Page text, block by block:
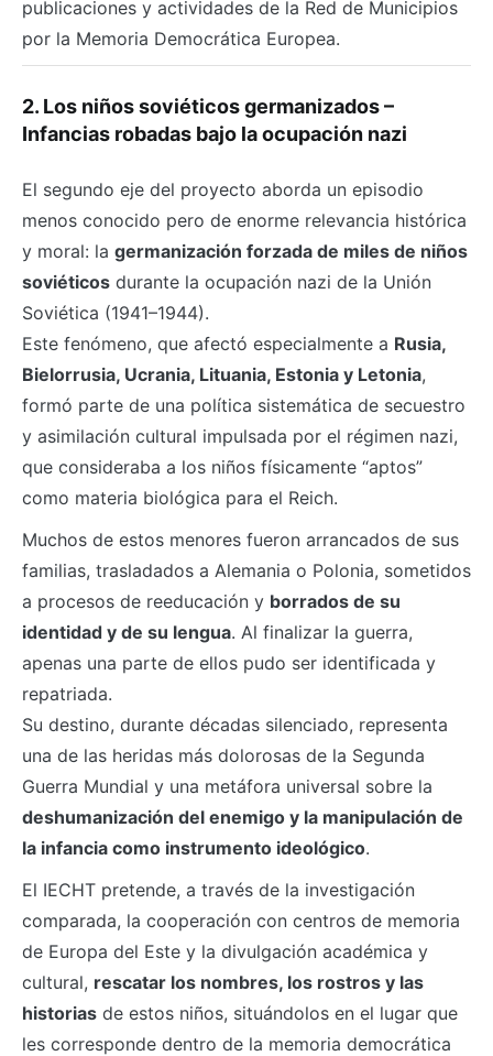
publicaciones y actividades de la Red de Municipios
por la Memoria Democrática Europea.
2. Los niños soviéticos germanizados –
Infancias robadas bajo la ocupación nazi
El segundo eje del proyecto aborda un episodio
menos conocido pero de enorme relevancia histórica
y moral: la germanización forzada de miles de niños
soviéticos durante la ocupación nazi de la Unión
Soviética (1941–1944).
Este fenómeno, que afectó especialmente a Rusia,
Bielorrusia, Ucrania, Lituania, Estonia y Letonia,
formó parte de una política sistemática de secuestro
y asimilación cultural impulsada por el régimen nazi,
que consideraba a los niños físicamente “aptos”
como materia biológica para el Reich.
Muchos de estos menores fueron arrancados de sus
familias, trasladados a Alemania o Polonia, sometidos
a procesos de reeducación y borrados de su
identidad y de su lengua. Al finalizar la guerra,
apenas una parte de ellos pudo ser identificada y
repatriada.
Su destino, durante décadas silenciado, representa
una de las heridas más dolorosas de la Segunda
Guerra Mundial y una metáfora universal sobre la
deshumanización del enemigo y la manipulación de
la infancia como instrumento ideológico.
El IECHT pretende, a través de la investigación
comparada, la cooperación con centros de memoria
de Europa del Este y la divulgación académica y
cultural, rescatar los nombres, los rostros y las
historias de estos niños, situándolos en el lugar que
les corresponde dentro de la memoria democrática